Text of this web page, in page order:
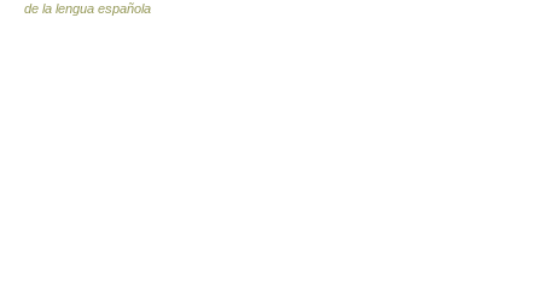
de la lengua española